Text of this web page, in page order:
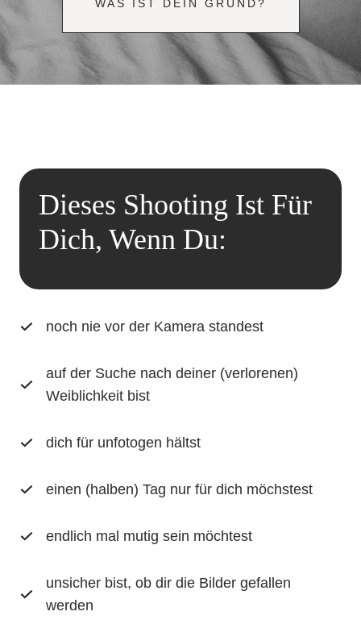
WAS IST DEIN GRUND?
Dieses Shooting Ist Für
Dich, Wenn Du:
noch nie vor der Kamera standest
auf der Suche nach deiner (verlorenen)
Weiblichkeit bist
dich für unfotogen hältst
einen (halben) Tag nur für dich möchstest
endlich mal mutig sein möchtest
unsicher bist, ob dir die Bilder gefallen
werden